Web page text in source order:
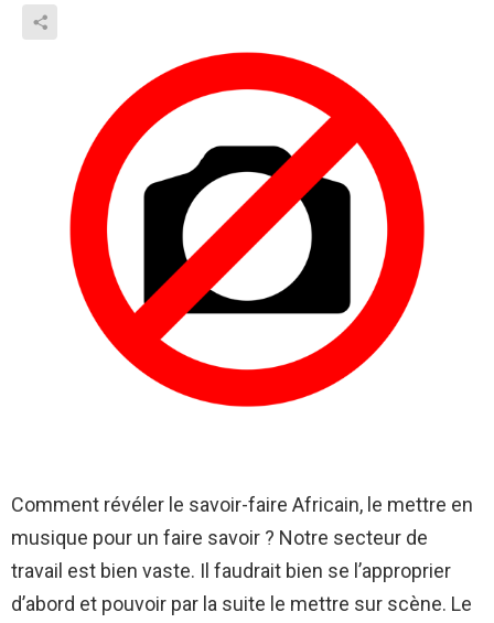
Comment révéler le savoir-faire Africain, le mettre en
musique pour un faire savoir ? Notre secteur de
travail est bien vaste. Il faudrait bien se l’approprier
d’abord et pouvoir par la suite le mettre sur scène. Le